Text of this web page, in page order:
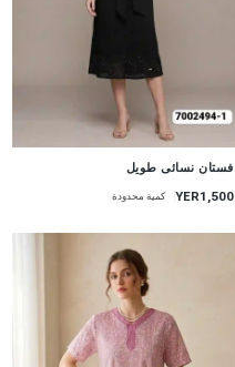
فستان نسائى طويل
YER1,500 كمية محدودة